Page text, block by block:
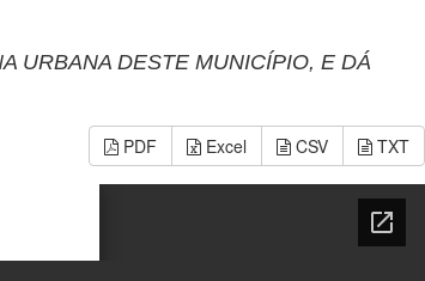
URBANA DESTE MUNICÍPIO, E DÁ
PDF Excel CSV TXT